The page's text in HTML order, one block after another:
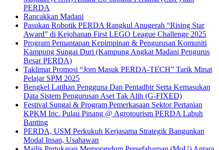
PERDA
Rancakkan Madani
Pasukan Robotik PERDA Rangkul Anugerah “Rising Star
Award” di Kejohanan First LEGO League Challenge 2025
Program Pemantapan Kepimpinan & Pengurusan Komuniti
Kampung Sungai Duri (Kampung Angkat Madani Pengurus
Besar PERDA)
Taklimat Promosi “Jom Masuk PERDA-TECH” Tarik Minat
Pelajar SPM 2025
Bengkel Latihan Pengguna Dan Pentadbir Serta Kemasukan
Data Sistem Pengurusan Aset Tak Alih (G-FIXED)
Festival Sungai & Program Pemerkasaan Sektor Pertanian
KPKM Inc. Pulau Pinang @ Agrotourism PERDA Labuh
Banting
PERDA, USM Perkukuh Kerjasama Strategik Bangunkan
Modal Insan, Usahawan